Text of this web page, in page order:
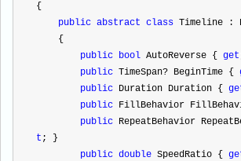
{
public abstract class Timeline :
    {
public bool AutoReverse { get
public TimeSpan? BeginTime {
public Duration Duration {
public FillBehavior
public RepeatBehavior
t ; }
public double SpeedRatio {